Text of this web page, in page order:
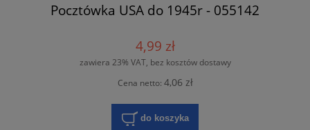
Pocztówka USA do 1945r - 055142
4,99 zł
zawiera 23% VAT, bez kosztów dostawy
Cena netto: 4,06 zł
do koszyka